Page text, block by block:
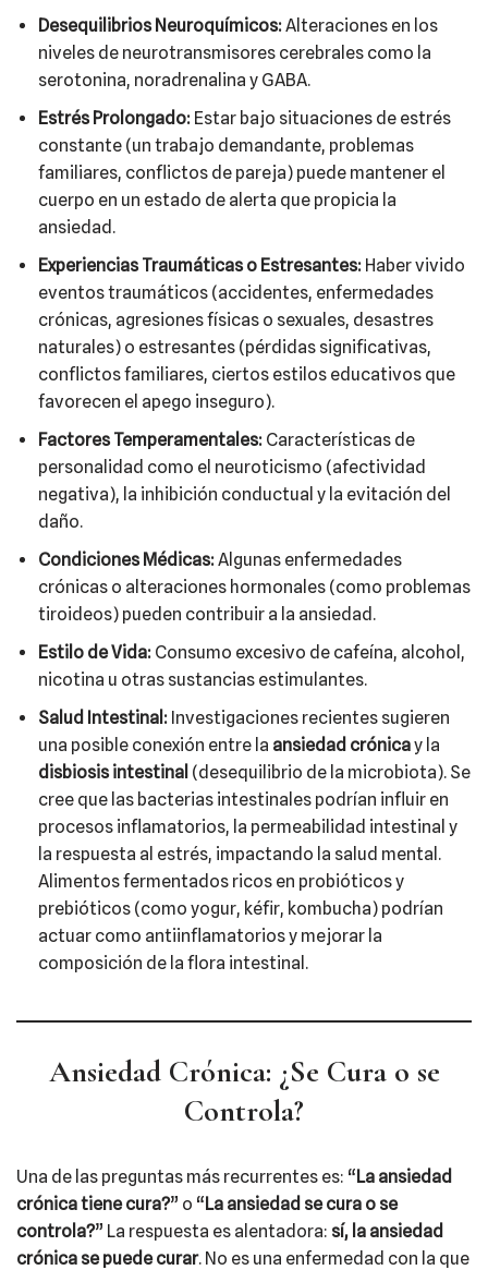
Desequilibrios Neuroquímicos:Alteraciones en los
niveles de neurotransmisores cerebrales como la
serotonina, noradrenalina y GABA.
Estrés Prolongado: Estar bajo situaciones de estrés
constante (un trabajo demandante, problemas
familiares, conflictos de pareja) puede mantener el
cuerpo en un estado de alerta que propicia la
ansiedad.
Experiencias Traumáticas o Estresantes: Haber vivido
eventos traumáticos (accidentes, enfermedades
crónicas, agresiones físicas o sexuales, desastres
naturales) o estresantes (pérdidas significativas,
conflictos familiares, ciertos estilos educativos que
favorecen el apego inseguro).
Factores Temperamentales: Características de
personalidad como el neuroticismo (afectividad
negativa), la inhibición conductual y la evitación del
daño.
Condiciones Médicas:Algunas enfermedades
crónicas o alteraciones hormonales (como problemas
tiroideos) pueden contribuir a la ansiedad.
Estilo de Vida: Consumo excesivo de cafeína, alcohol,
nicotina u otras sustancias estimulantes.
Salud Intestinal: Investigaciones recientes sugieren
una posible conexión entre la ansiedad crónicay la
disbiosis intestinal (desequilibrio de la microbiota). Se
cree que las bacterias intestinales podrían influir en
procesos inflamatorios, la permeabilidad intestinal y
la respuesta al estrés, impactando la salud mental.
Alimentos fermentados ricos en probióticos y
prebióticos (como yogur, kéfir, kombucha) podrían
actuar como antiinflamatorios y mejorar la
composición de la flora intestinal.
Ansiedad Crónica: ¿Se Cura o se
Controla?
Una de las preguntas más recurrentes es: “La ansiedad
crónica tiene cura?” o “La ansiedad se cura o se
controla?” La respuesta es alentadora: sí, la ansiedad
crónica se puede curar. No es una enfermedad con la que